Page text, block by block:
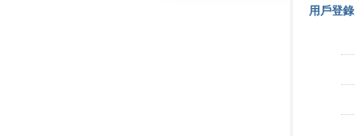
用戶登錄